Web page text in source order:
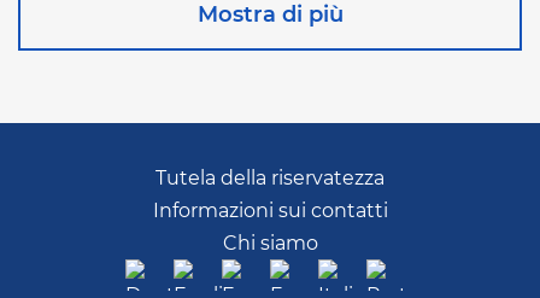
Corona Station Wagon
Numero di reclami: 55
Mostra di più
Tutela della riservatezza
Informazioni sui contatti
Chi siamo